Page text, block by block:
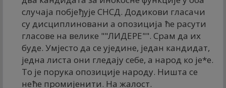
случаја побјеђује СНСД. Додикови гласачи
су дисциплиновани а опозиција ће расути
гласове на велике ""ЛИДЕРЕ"". Срам да их
буде. Умјесто да се уједине, један кандидат,
једна листа они гледају себе, а народ ко је*е.
То је порука опозиције народу. Ништа се
неће промијенити. На жалост.